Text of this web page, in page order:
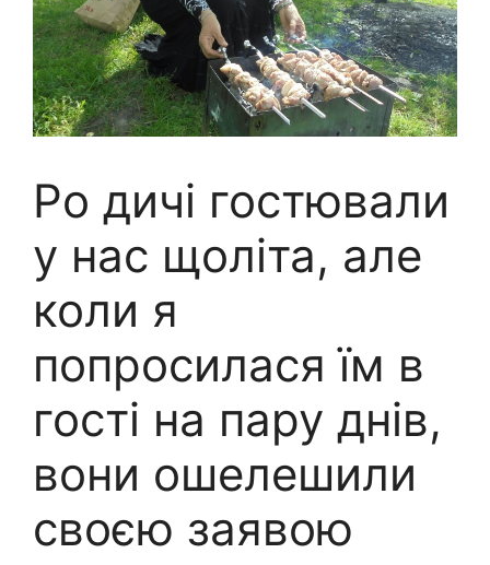
Ро дичі гостювали
у нас щоліта, але
коли я
попросилася їм в
гості на пару днів,
вони ошелешили
своєю заявою